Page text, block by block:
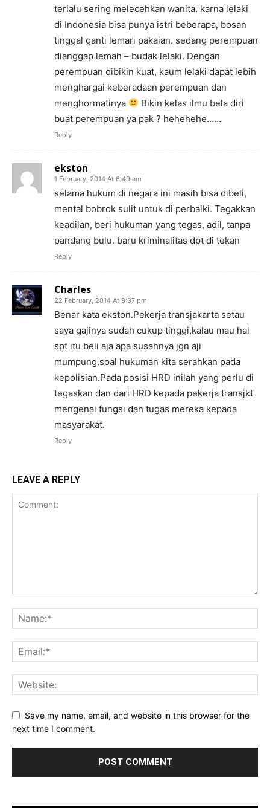
terlalu sering melecehkan wanita. karna lelaki
di Indonesia bisa punya istri beberapa, bosan
tinggal ganti lemari pakaian. sedang perempuan
dianggap lemah – budak lelaki. Dengan
perempuan dibikin kuat, kaum lelaki dapat lebih
menghargai keberadaan perempuan dan
menghormatinya
Bikin kelas ilmu bela diri
buat perempuan ya pak ? hehehehe……
Reply
ekston
1 February, 2014 At 6:49 am
selama hukum di negara ini masih bisa dibeli,
mental bobrok sulit untuk di perbaiki. Tegakkan
keadilan, beri hukuman yang tegas, adil, tanpa
pandang bulu. baru kriminalitas dpt di tekan
Reply
Charles
22 February, 2014 At 8:37 pm
Benar kata ekston.Pekerja transjakarta setau
saya gajinya sudah cukup tinggi,kalau mau hal
spt itu beli aja apa susahnya jgn aji
mumpung.soal hukuman kita serahkan pada
kepolisian.Pada posisi HRD inilah yang perlu di
tegaskan dan dari HRD kepada pekerja transjkt
mengenai fungsi dan tugas mereka kepada
masyarakat.
Reply
LEAVE A REPLY
Save my name, email, and website in this browser for the
next time I comment.